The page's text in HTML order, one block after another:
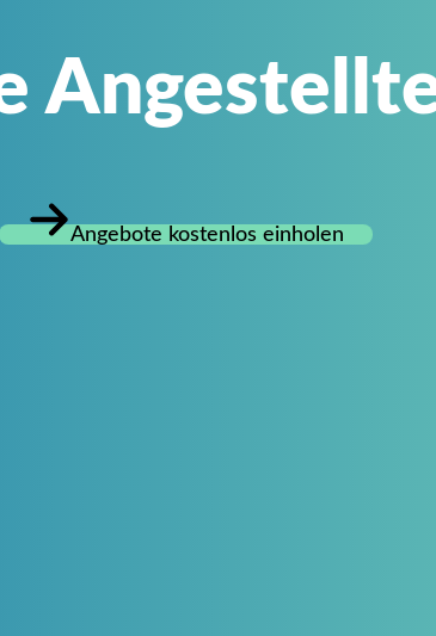
Angebote kostenlos einholen